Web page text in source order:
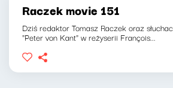
Raczek movie 151
Dziś redaktor Tomasz Raczek oraz
"Peter von Kant" w reżyserii François...